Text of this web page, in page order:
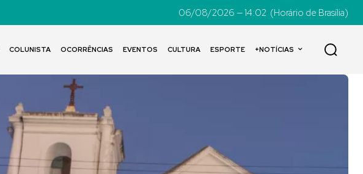
06/08/2026 — 14:02 (Horário de Brasília)
COLUNISTA OCORRÊNCIAS EVENTOS CULTURA ESPORTE +NOTÍCIAS